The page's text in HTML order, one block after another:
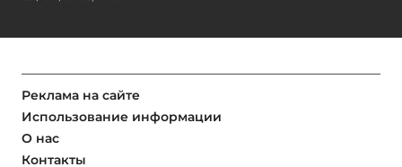
Реклама на сайте
Использование информации
О нас
Контакты